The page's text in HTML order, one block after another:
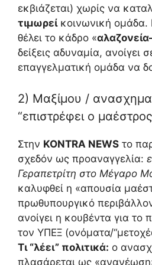
εκβιάζεται) χωρίς να
τιμωρείκοινωνική ομάδα.
θέλει το κάδρο «
δείξεις αδυναμία, ανοίγει
επαγγελματική ομάδα να
2) Μαξίμου /
“επιστρέφει ο
Στην KONTRA NEWS το
σχεδόν ως προαναγγελία:
Γεραπετρίτη στο Μέγαρο
καλυφθεί η «απουσία
πρωθυπουργικό
ανοίγει η κουβέντα για το
τον ΥΠΕΞ (ονόματα/
Τι “λέει” πολιτικά: ο
πλασάρεται ως